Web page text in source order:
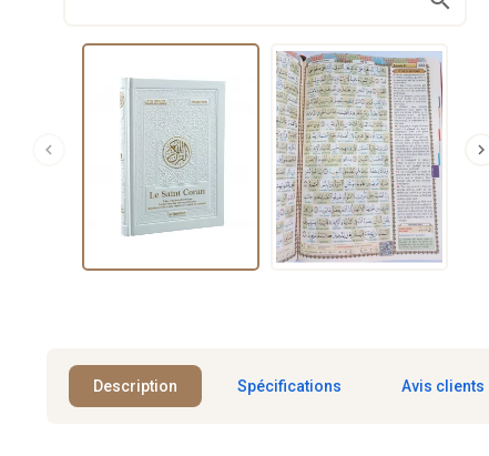
 
Description Spécifications Avis clients